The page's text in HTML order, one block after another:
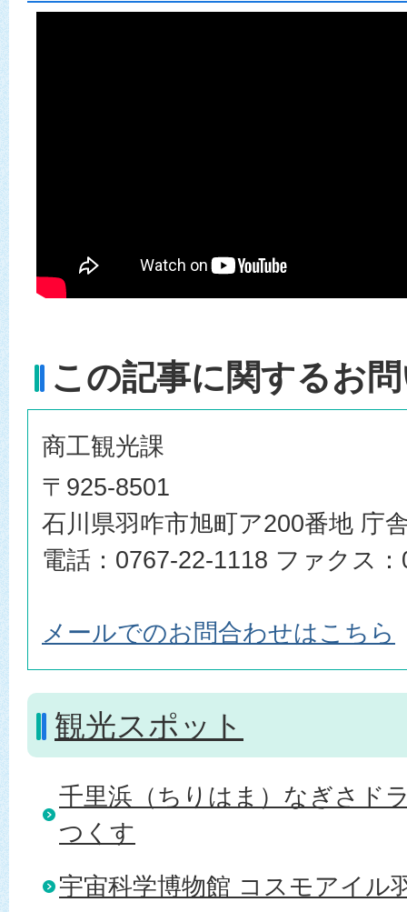
この記事に関するお
商工観光課
〒925-8501
石川県羽咋市旭町ア200番地 庁
電話：0767-22-1118 ファクス
メールでのお問合わせはこちら
観光スポット
千里浜（ちりはま）なぎさド
つくす
宇宙科学博物館 コスモアイル